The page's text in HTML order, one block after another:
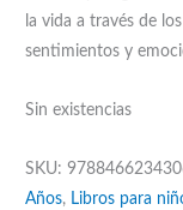
la vida a través de
sentimientos y
Sin existencias
SKU:
Años, Libros para